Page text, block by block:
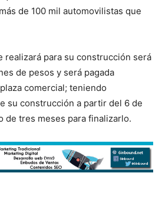
de 100 mil automovilistas que
realizará para su construcción será
de pesos y será pagada
comercial; teniendo
su construcción a partir del 6 de
de tres meses para finalizarlo.